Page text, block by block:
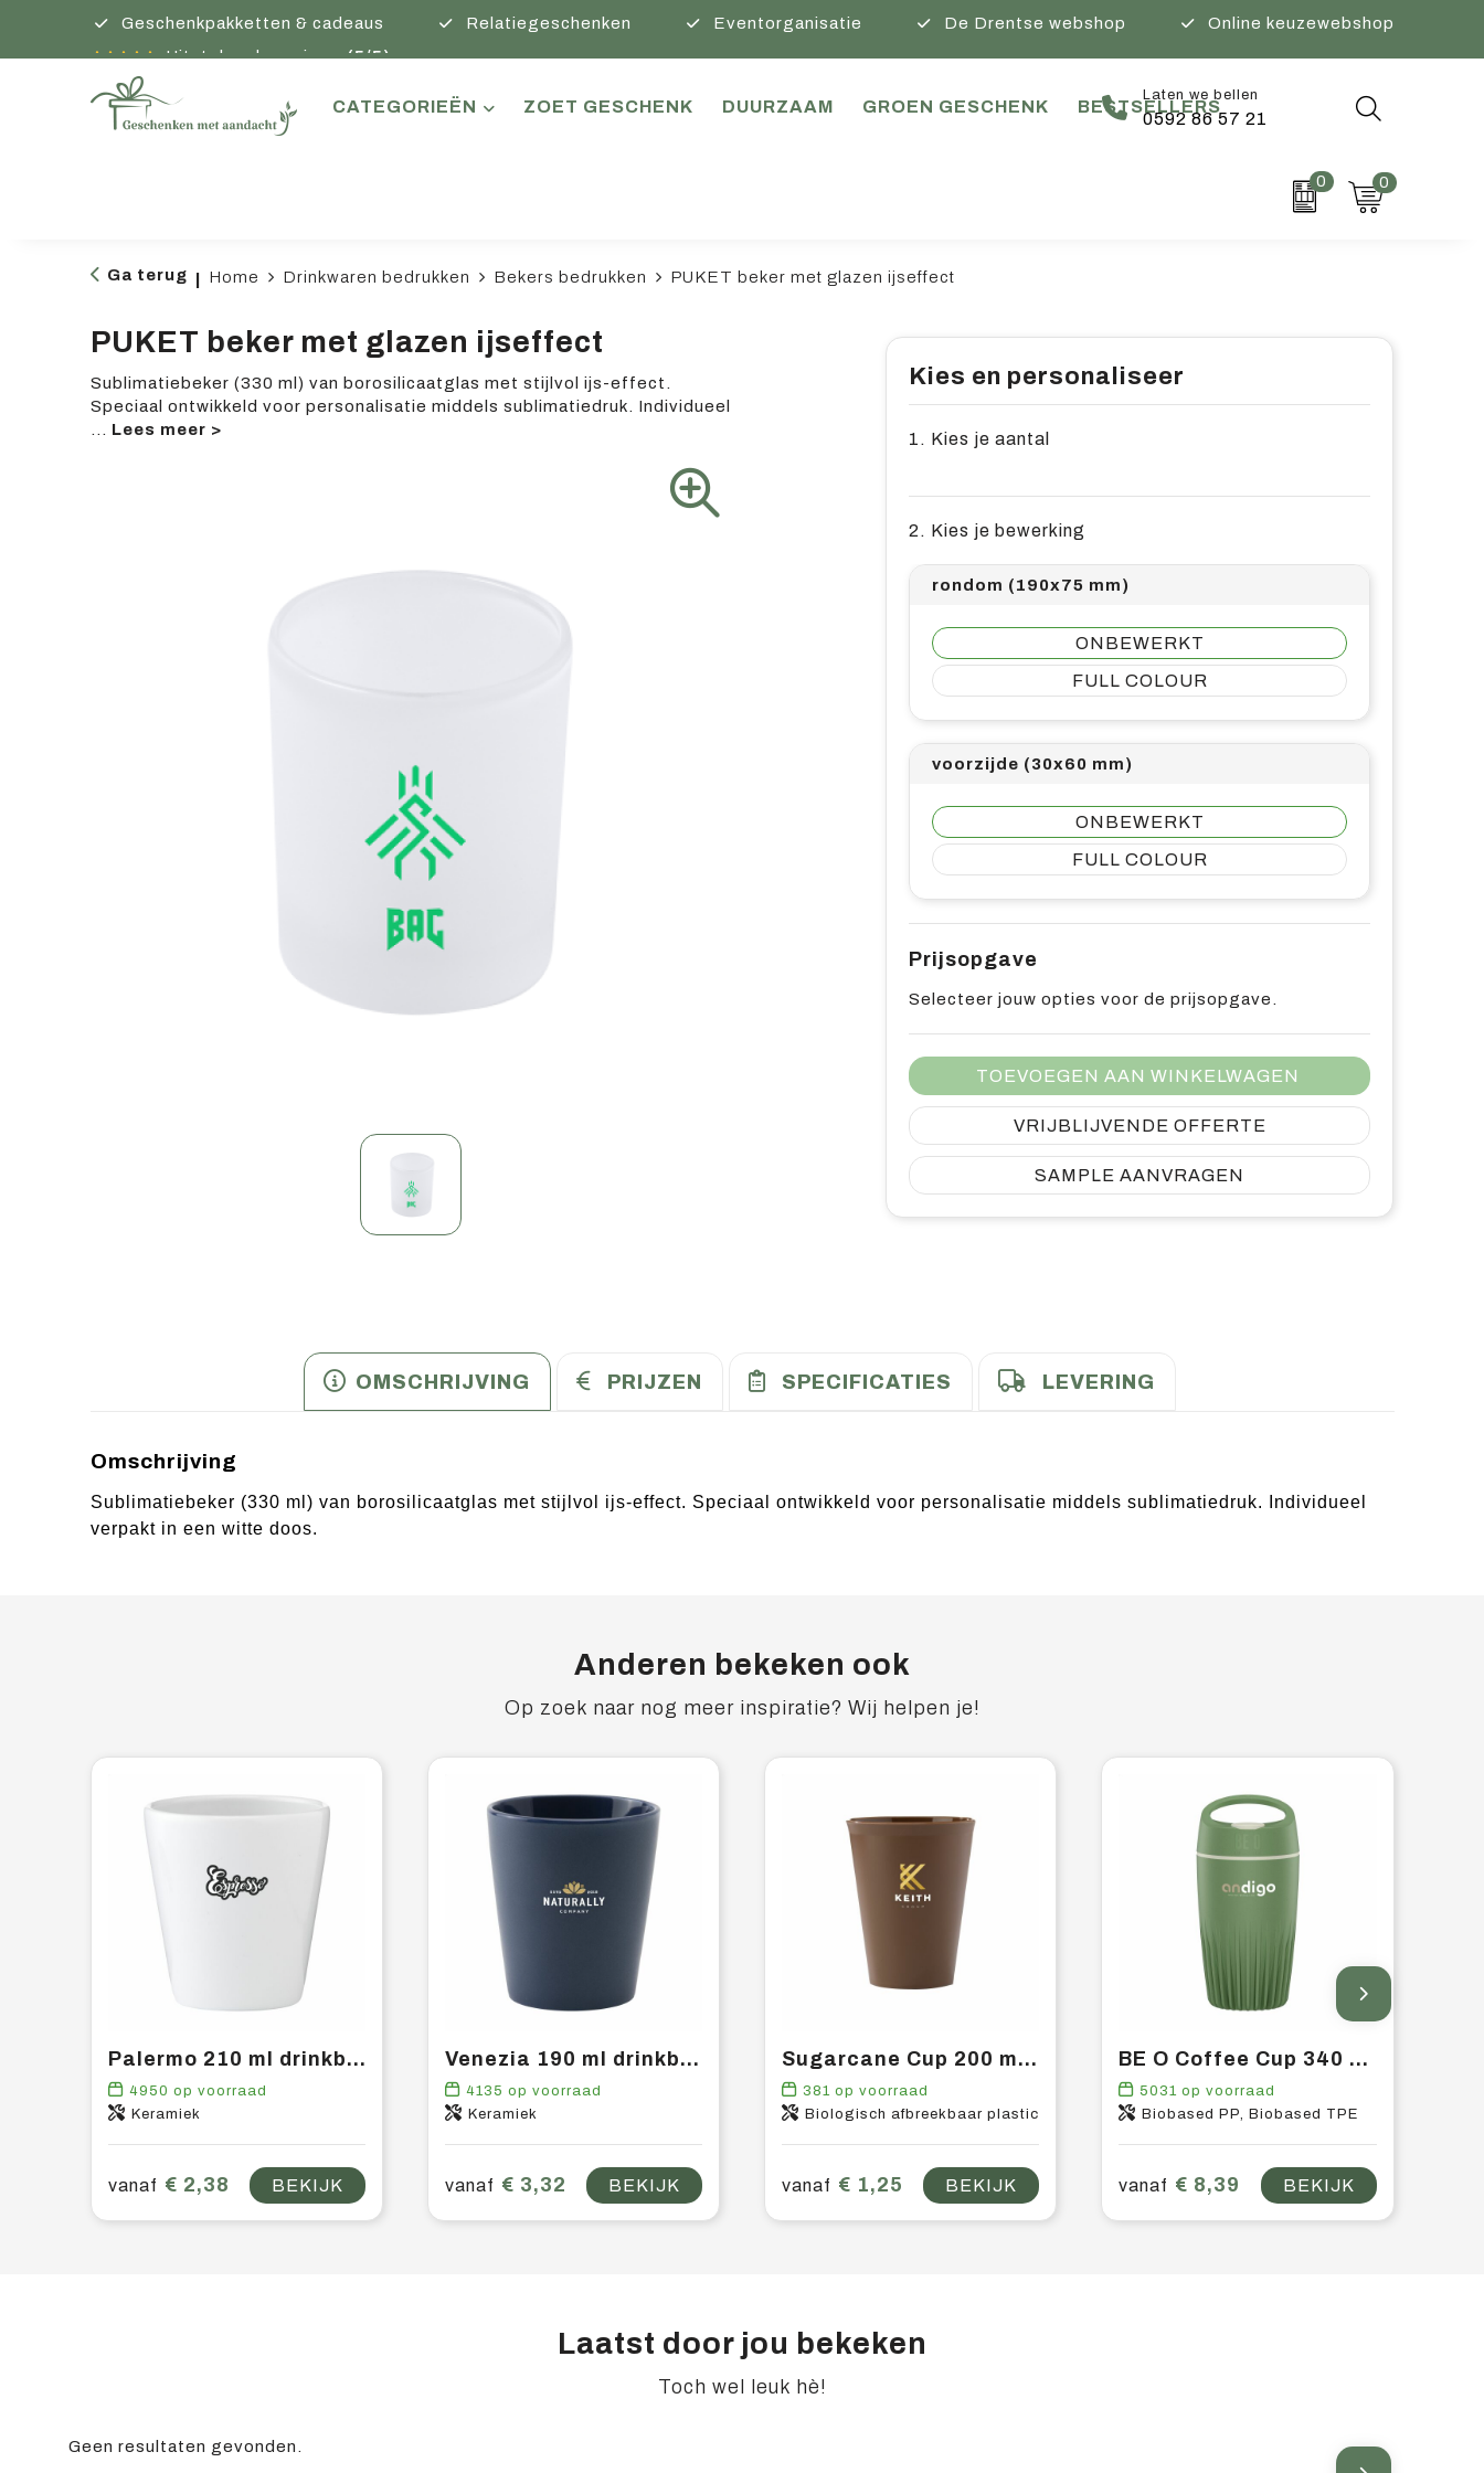
Geschenkpakketten & cadeaus Relatiegeschenken Eventorganisatie De Drentse webshop
Online keuzewebshop
Uitstekende reviews(5/5)
CATEGORIEËN ZOET GESCHENK DUURZAAM GROEN GESCHENK BESTSELLERS
Laten we bellen
0592 86 57 21
0 0
Ga terug Home Drinkwaren bedrukken Bekers bedrukken PUKET beker met glazen ijseffect
PUKET beker met glazen ijseffect
Sublimatiebeker (330 ml) van borosilicaatglas met stijlvol ijs-effect.
Speciaal ontwikkeld voor personalisatie middels sublimatiedruk. Individueel
Kies en personaliseer
1. Kies je aantal
2. Kies je bewerking
rondom (190x75 mm)
ONBEWERKT
FULL COLOUR
voorzijde (30x60 mm)
ONBEWERKT
FULL COLOUR
Prijsopgave
Selecteer jouw opties voor de prijsopgave.
TOEVOEGEN AAN WINKELWAGEN
VRIJBLIJVENDE OFFERTE
SAMPLE AANVRAGEN
OMSCHRIJVING PRIJZEN SPECIFICATIES LEVERING
Omschrijving
Sublimatiebeker (330 ml) van borosilicaatglas met stijlvol ijs-effect. Speciaal ontwikkeld voor personalisatie middels sublimatiedruk. Individueel
verpakt in een witte doos.
Anderen bekeken ook
Op zoek naar nog meer inspiratie? Wij helpen je!
Palermo 210 ml drinkbeker
4950 op voorraad
Keramiek
vanaf € 2,38 BEKIJK
Venezia 190 ml drinkbeker
4135 op voorraad
Keramiek
vanaf € 3,32 BEKIJK
Sugarcane Cup 200 ml drinkbeker
381 op voorraad
Biologisch afbreekbaar plastic
vanaf € 1,25 BEKIJK
BE O Coffee Cup 340 ml koffiebeker
5031 op voorraad
Biobased PP, Biobased TPE
vanaf € 8,39 BEKIJK
Laatst door jou bekeken
Toch wel leuk hè!
Geen resultaten gevonden.